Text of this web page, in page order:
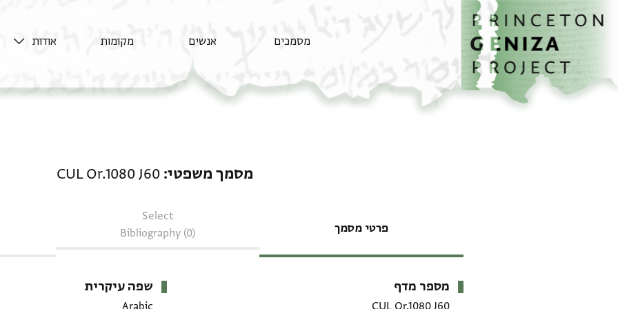
דילוג לתוכן
דף הבית
מסמכים אנשים מקומות אודות
מסמך משפטי CUL Or.1080 J60
פרטי מסמך
Select
Bibliography (0)
מטא-דאטא
מספר מדף שפה עיקרית